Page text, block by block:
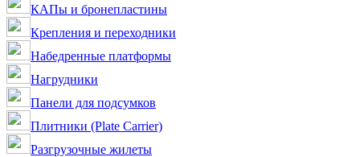
КАПы и бронепластины
Крепления и переходники
Набедренные платформы
Нагрудники
Панели для подсумков
Плитники (Plate Carrier)
Разгрузочные жилеты